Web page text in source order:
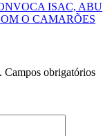
ISAC, ABU
O CAMARÕES
Campos obrigatórios